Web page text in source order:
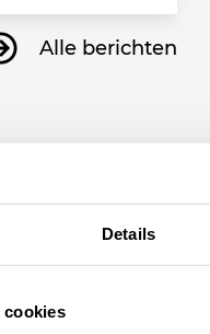
Details
cookies
Alle berichten
de
en/of